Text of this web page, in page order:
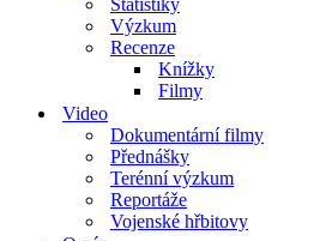
Statistiky
Výzkum
Recenze
Knížky
Filmy
Video
Dokumentární filmy
Přednášky
Terénní výzkum
Reportáže
Vojenské hřbitovy